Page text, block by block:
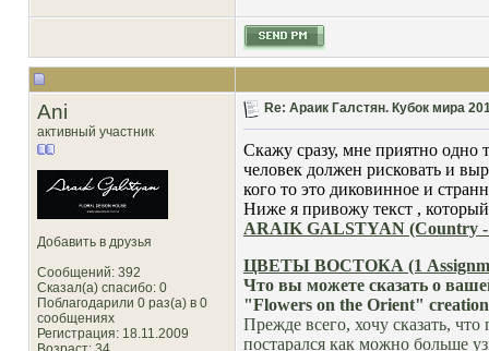
Ani
активный участник
Добавить в друзья
Сообщений: 392
Сказал(а) спасибо: 0
Поблагодарили 0 раз(а) в 0
сообщениях
Регистрация: 18.11.2009
Re: Араик Галстян. Кубок мира
Скажу сразу, мне приятно одно
человек должен рисковать и
кого то это диковинное и
Ниже я привожу текст ,
ARAIK GALSTYAN (Country
ЦВЕТЫ ВОСТОКА (1
Что вы можете сказать о
"Flowers on the Orient"
Прежде всего, хочу сказать,
постарался как можно больше